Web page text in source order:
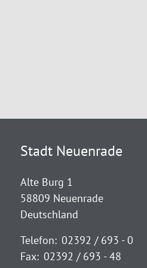
Stadt Neuenrade
Alte Burg 1
58809 Neuenrade
Deutschland
Telefon: 02392 / 693 - 0
Fax: 02392 / 693 - 48